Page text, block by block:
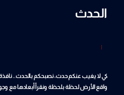
الحدث
كي لا يغيب عنكم حدث، نصبحكم بالحدث..
واقع الأرض لحظة بلحظة ونقرأ أبعادها مع